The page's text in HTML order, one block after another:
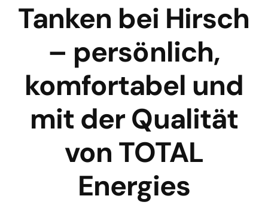
Tanken bei Hirsch
– persönlich,
komfortabel und
mit der Qualität
von TOTAL
Energies